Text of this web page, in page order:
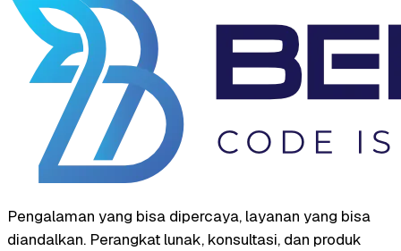
Pengalaman yang bisa dipercaya, layanan yang bisa
diandalkan. Perangkat lunak, konsultasi, dan produk